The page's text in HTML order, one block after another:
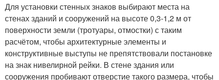
Для установки стенных знаков выбирают места на
стенах зданий и сооружений на высоте 0,3-1,2 м от
поверхности земли (тротуары, отмостки) с таким
расчётом, чтобы архитектурные элементы и
конструктивные выступы не препятствовали постановке
на знак нивелирной рейки. В стене здания или
сооружения пробивают отверстие такого размера, чтобы